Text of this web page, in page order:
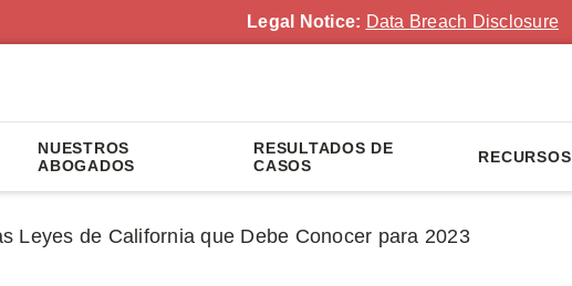
Legal Notice: Data Breach Disclosure
NUESTROS
ABOGADOS
RESULTADOS DE
CASOS
RECURSOS
Leyes de California que Debe Conocer para 2023